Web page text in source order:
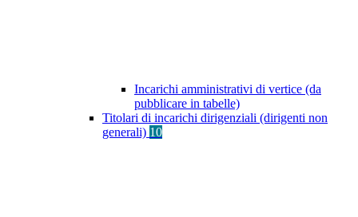
Incarichi amministrativi di vertice (da
pubblicare in tabelle)
Titolari di incarichi dirigenziali (dirigenti non
generali) 10